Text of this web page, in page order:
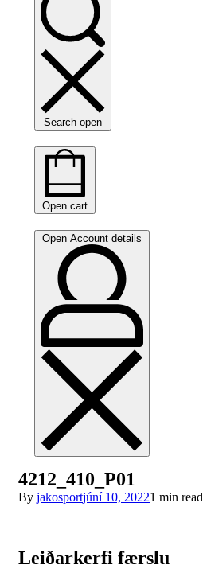
Search open
Open cart
Open Account details
4212_410_P01
By jakosportjúní 10, 20221 min read
Leiðarkerfi færslu